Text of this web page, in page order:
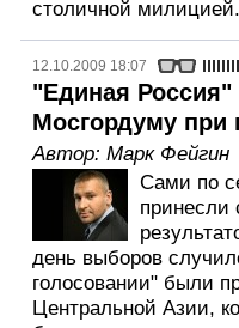
столичной милицией.
12.10.2009 18:07
"Единая
Мосгордуму при
Автор: Марк Фейгин
Сами по
принесли
день выборов
голосовании" были
Центральной Азии,